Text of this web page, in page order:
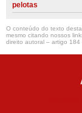
pelotas
O conteúdo do texto
mesmo citando nossos
direito autoral – artigo